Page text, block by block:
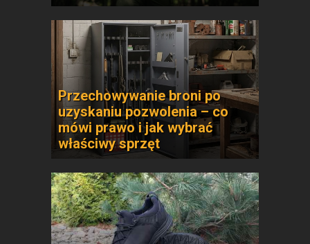
Przechowywanie broni po
uzyskaniu pozwolenia – co
mówi prawo i jak wybrać
właściwy sprzęt